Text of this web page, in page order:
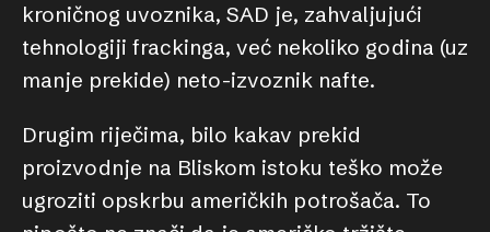
kroničnog uvoznika, SAD je, zahvaljujući
tehnologiji frackinga, već nekoliko godina (uz
manje prekide) neto-izvoznik nafte.
Drugim riječima, bilo kakav prekid
proizvodnje na Bliskom istoku teško može
ugroziti opskrbu američkih potrošača. To